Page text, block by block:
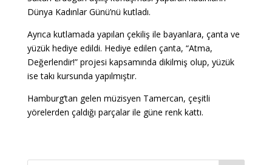
Dünya Kadınlar Günü’nü kutladı.
Ayrıca kutlamada yapılan çekiliş ile bayanlara, çanta ve
yüzük hediye edildi. Hediye edilen çanta, “Atma,
Değerlendir!” projesi kapsamında dikilmiş olup, yüzük
ise takı kursunda yapılmıştır.
Hamburg’tan gelen müzisyen Tamercan, çeşitli
yörelerden çaldığı parçalar ile güne renk kattı.